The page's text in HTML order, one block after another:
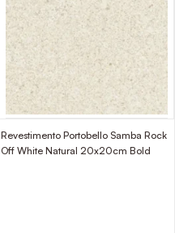
Revestimento Portobello Samba Rock
Off White Natural 20x20cm Bold